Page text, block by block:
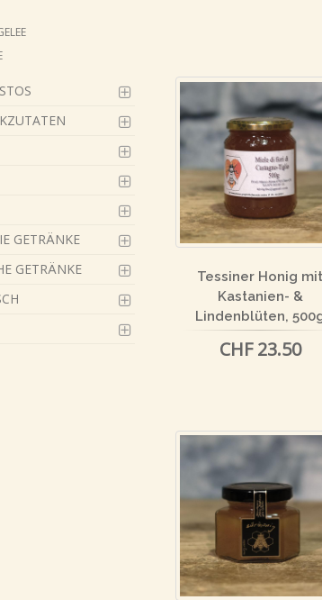
GETRÄNKE
GETRÄNKE
Tessiner Honig mit
Kastanien- &
Lindenblüten,
CHF 23.50